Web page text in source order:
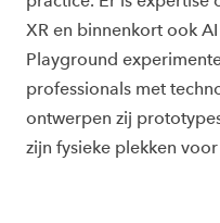
XR en binnenkort ook
Playground
professionals met
ontwerpen zij
zijn fysieke plekken